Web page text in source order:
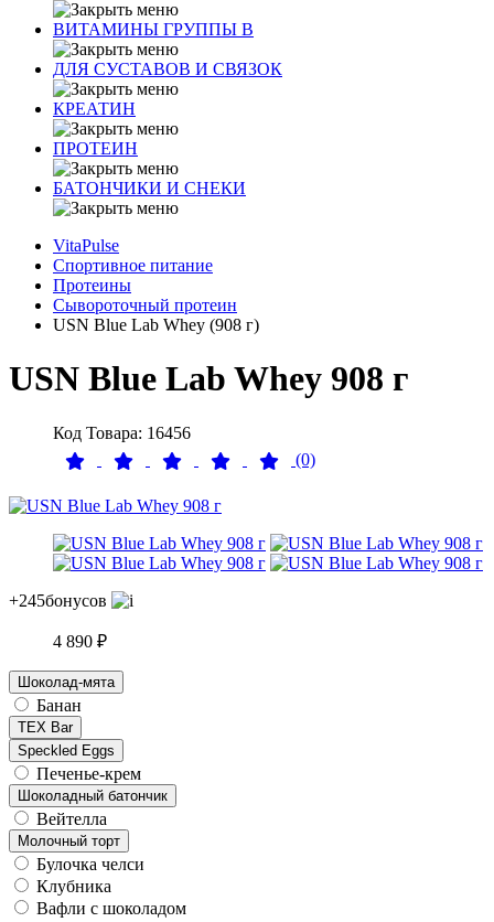
ВИТАМИНЫ ГРУППЫ В
ДЛЯ СУСТАВОВ И СВЯЗОК
КРЕАТИН
ПРОТЕИН
БАТОНЧИКИ И СНЕКИ
VitaPulse
Спортивное питание
Протеины
Сывороточный протеин
USN Blue Lab Whey (908 г)
USN Blue Lab Whey 908 г
Код Товара: 16456
(0)
+245бонусов
4 890 ₽
Шоколад-мята
Банан
TEX Bar
Speckled Eggs
Печенье-крем
Шоколадный батончик
Вейтелла
Молочный торт
Булочка челси
Клубника
Вафли с шоколадом